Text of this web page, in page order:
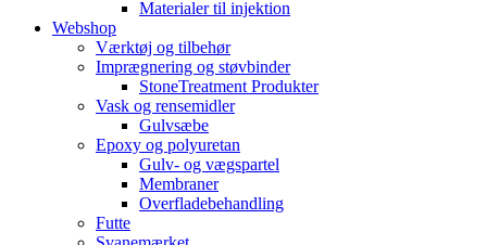
Materialer til injektion
Webshop
Værktøj og tilbehør
Imprægnering og støvbinder
StoneTreatment Produkter
Vask og rensemidler
Gulvsæbe
Epoxy og polyuretan
Gulv- og vægspartel
Membraner
Overfladebehandling
Futte